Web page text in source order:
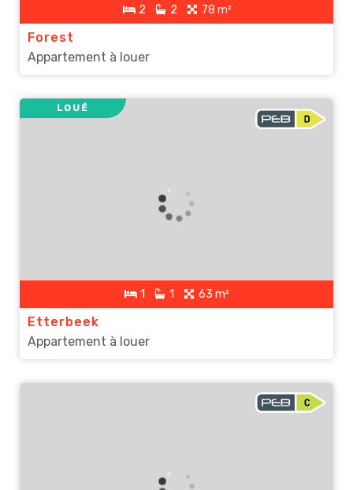
2 2 78 m²
Forest
Appartement à louer
1 1 63 m²
LOUÉ
Etterbeek
Appartement à louer